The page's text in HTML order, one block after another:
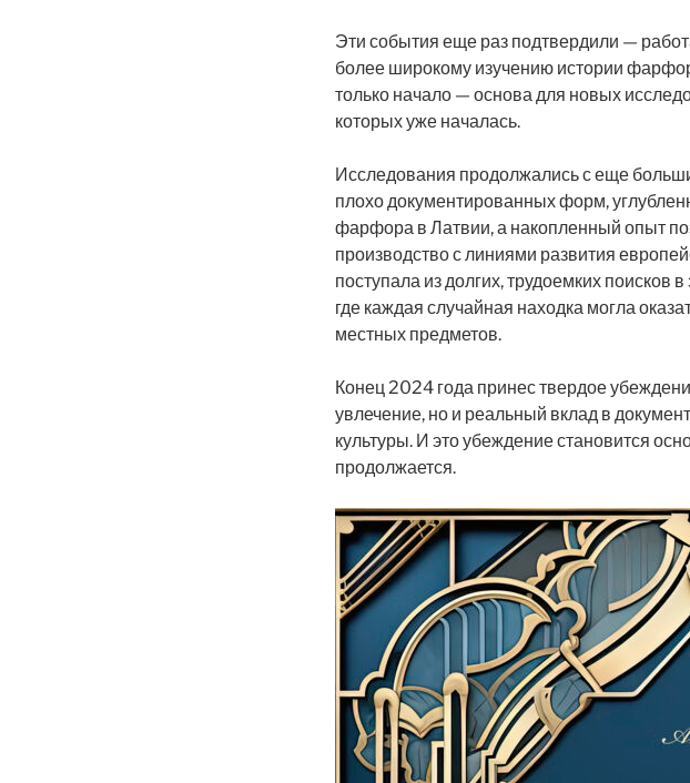
Эти события еще раз подтвердили —
более широкому изучению истории
только начало — основа для новых
которых уже началась.
Исследования продолжались с еще
плохо документированных форм,
фарфора в Латвии, а накопленный опыт
производство с линиями развития
поступала из долгих, трудоемких поисков
где каждая случайная находка могла
местных предметов.
Конец 2024 года принес твердое
увлечение, но и реальный вклад в
культуры. И это убеждение становится
продолжается.